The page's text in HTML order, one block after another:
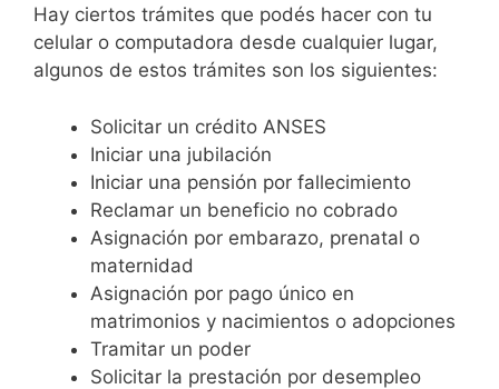
Hay ciertos trámites que podés hacer con tu
celular o computadora desde cualquier lugar,
algunos de estos trámites son los siguientes:
Solicitar un crédito ANSES
Iniciar una jubilación
Iniciar una pensión por fallecimiento
Reclamar un beneficio no cobrado
Asignación por embarazo, prenatal o
maternidad
Asignación por pago único en
matrimonios y nacimientos o adopciones
Tramitar un poder
Solicitar la prestación por desempleo